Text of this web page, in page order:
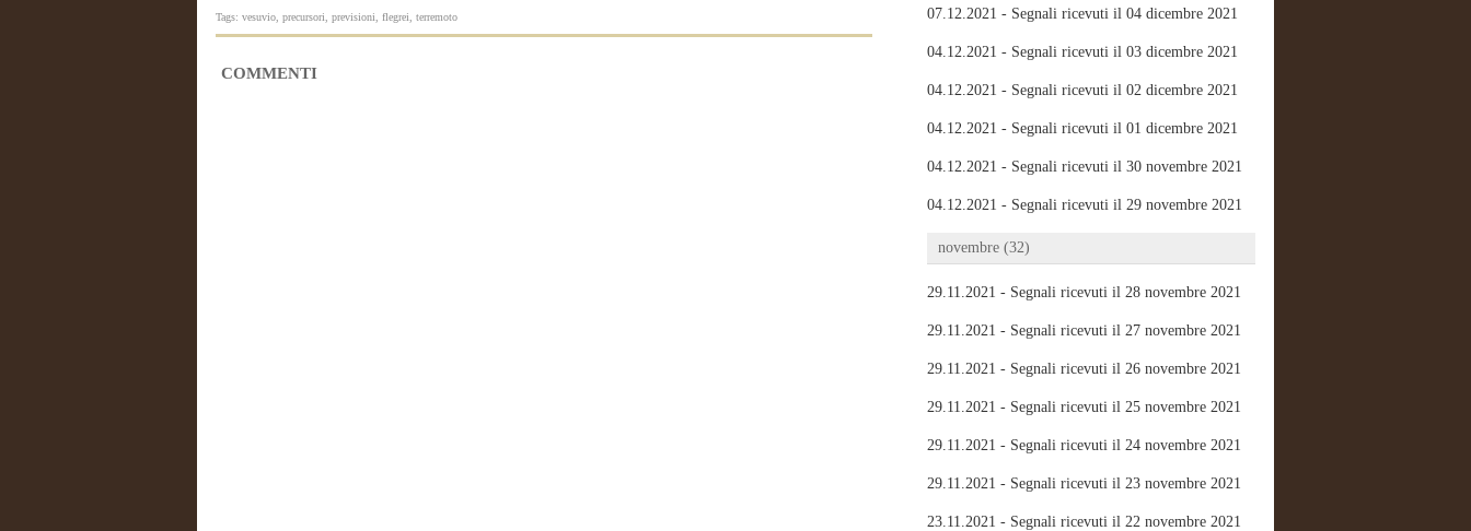
Tags: vesuvio, precursori, previsioni, flegrei, terremoto
COMMENTI
07.12.2021 - Segnali ricevuti il 04 dicembre 2021
04.12.2021 - Segnali ricevuti il 03 dicembre 2021
04.12.2021 - Segnali ricevuti il 02 dicembre 2021
04.12.2021 - Segnali ricevuti il 01 dicembre 2021
04.12.2021 - Segnali ricevuti il 30 novembre 2021
04.12.2021 - Segnali ricevuti il 29 novembre 2021
novembre (32)
29.11.2021 - Segnali ricevuti il 28 novembre 2021
29.11.2021 - Segnali ricevuti il 27 novembre 2021
29.11.2021 - Segnali ricevuti il 26 novembre 2021
29.11.2021 - Segnali ricevuti il 25 novembre 2021
29.11.2021 - Segnali ricevuti il 24 novembre 2021
29.11.2021 - Segnali ricevuti il 23 novembre 2021
23.11.2021 - Segnali ricevuti il 22 novembre 2021